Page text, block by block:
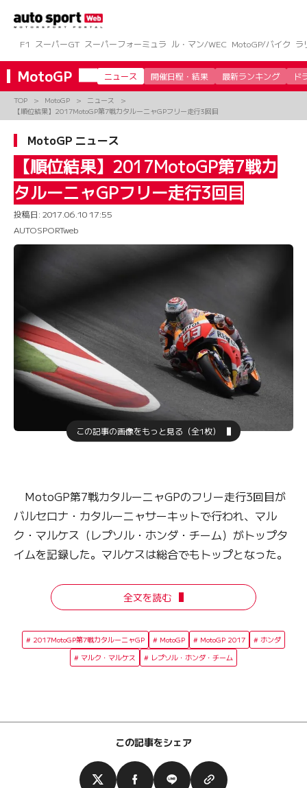
ツ
へ
ス
キ
プ
F1 スーパーGT スーパーフォーミュラ ル・マン/WEC MotoGP/バイク ラ
MotoGP ニュース 開催日程・結果 最新ランキング ド
TOP MotoGP
ニュース
【順位結果】2017MotoGP第7戦カタルーニャGPフリー走行3回目
MotoGP ニュース
【順位結果】2017MotoGP第7戦カ
タルーニャGPフリー走行3回目
投稿日: 2017.06.10 17:55
AUTOSPORTweb
この記事の画像をもっと見る（全1枚）
MotoGP第7戦カタルーニャGPのフリー走行3回目が
バルセロナ・カタルーニャサーキットで行われ、マル
ク・マルケス（レプソル・ホンダ・チーム）がトップタ
イムを記録した。マルケスは総合でもトップとなった。
全文を読む
2017MotoGP第7戦カタルーニャGP MotoGP MotoGP 2017
ホンダ
マルク・マルケス
レプソル・ホンダ・チーム
この記事をシェア